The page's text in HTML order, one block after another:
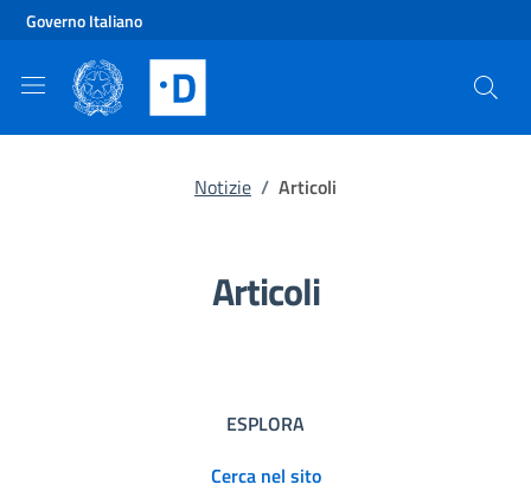
Vai al contenuto principale
Vai al footer
Governo Italiano
Notizie / Articoli
Articoli
ESPLORA
Cerca nel sito